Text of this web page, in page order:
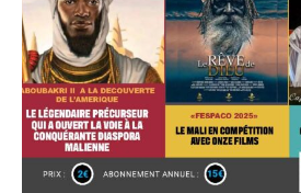
Annonces
Tous les articles
Le magazine
CHOISIR LE FORFAIT